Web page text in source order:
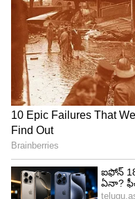
Related Articles
Hair Growth: ఉల్లిపాయ,